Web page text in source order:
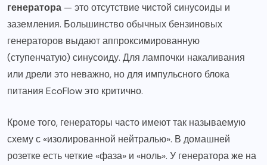
генератора — это отсутствие чистой синусоиды и
заземления. Большинство обычных бензиновых
генераторов выдают аппроксимированную
(ступенчатую) синусоиду. Для лампочки накаливания
или дрели это неважно, но для импульсного блока
питания EcoFlow это критично.
Кроме того, генераторы часто имеют так называемую
схему с «изолированной нейтралью». В домашней
розетке есть четкие «фаза» и «ноль». У генератора же на